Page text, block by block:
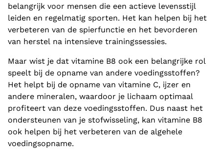
belangrijk voor mensen die een actieve levensstijl
leiden en regelmatig sporten. Het kan helpen bij het
verbeteren van de spierfunctie en het bevorderen
van herstel na intensieve trainingssessies.
Maar wist je dat vitamine B8 ook een belangrijke rol
speelt bij de opname van andere voedingsstoffen?
Het helpt bij de opname van vitamine C, ijzer en
andere mineralen, waardoor je lichaam optimaal
profiteert van deze voedingsstoffen. Dus naast het
ondersteunen van je stofwisseling, kan vitamine B8
ook helpen bij het verbeteren van de algehele
voedingsopname.